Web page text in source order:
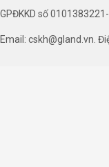
GPĐKKD số
Email: cskh@gland.vn.